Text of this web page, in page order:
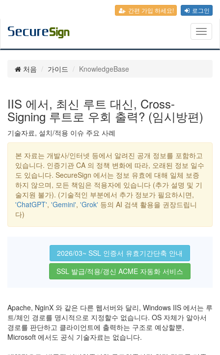
간편 가입 하세요! 로그인
처음 가이드 KnowledgeBase
IIS 에서, 최신 루트 대신, Cross-
Signing 루트로 우회 출력? (임시방편)
기술자료, 설치/적용 이슈 주요 사례
본 자료는 개발사/인터넷 등에서 알려진 공개 정보를 포함하고
있습니다. 인증기관 CA 의 정책 변화에 따라, 오래된 정보 일수
도 있습니다. SecureSign 에서는 정보 유효에 대해 일체 보증
하지 않으며, 모든 책임은 적용자에 있습니다 (추가 설명 및 기
술지원 불가). (기술적인 부분에서 추가 정보가 필요하시면,
'ChatGPT', 'Gemini', 'Grok' 등의 AI 검색 활용을 권장드립니
다)
2026/03~ SSL 인증서 유효기간단축 안내
SSL 발급/적용/갱신 ACME 자동화 서비스
Apache, NginX 와 같은 다른 웹서버와 달리, Windows IIS 에서는 루
트/체인 경로를 명시적으로 지정할수 없습니다. OS 자체가 알아서
경로를 판단하고 클라이언트에 출력하는 구조로 예상할뿐,
Microsoft 에서도 공식 기술자료는 없습니다.